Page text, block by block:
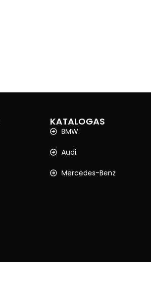
KATALOGAS
BMW
Audi
Mercedes-Benz